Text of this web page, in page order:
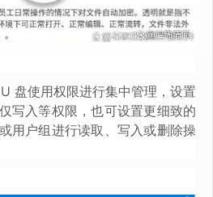
盘使用权限进行集中管理，设置
写入等权限，也可设置更细致的
用户组进行读取、写入或删除操